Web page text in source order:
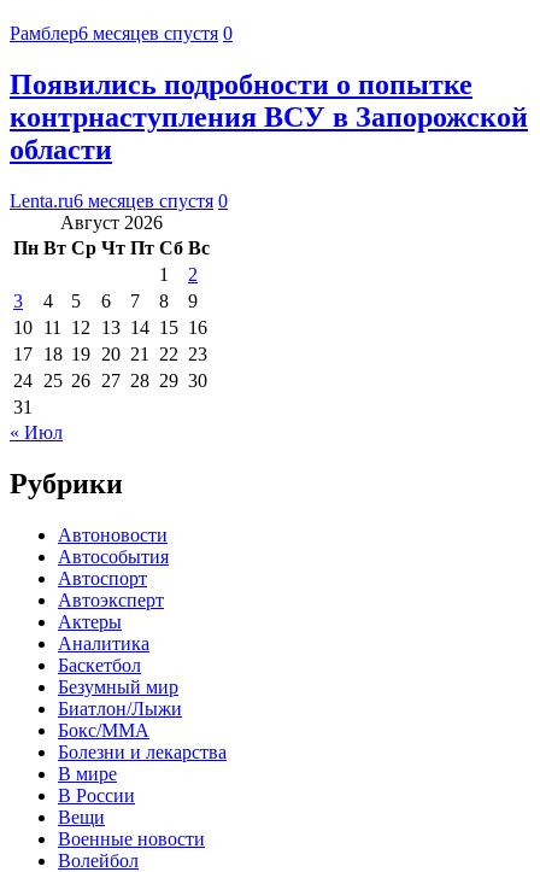
Рамблер6 месяцев спустя 0
Появились подробности о попытке
контрнаступления ВСУ в Запорожской
области
Lenta.ru6 месяцев спустя 0
Август 2026
Пн Вт Ср Чт Пт Сб Вс
1
2
3
4 5 6 7 8
9
10 11 12 13 14 15 16
17 18 19 20 21 22 23
24 25 26 27 28 29 30
31
« Июл
Рубрики
Автоновости
Автособытия
Автоспорт
Автоэксперт
Актеры
Аналитика
Баскетбол
Безумный мир
Биатлон/Лыжи
Бокс/MMA
Болезни и лекарства
В мире
В России
Вещи
Военные новости
Волейбол